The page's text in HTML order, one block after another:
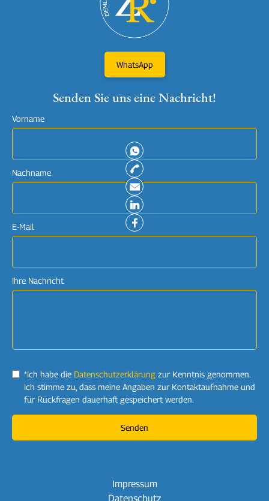
WhatsApp
Senden Sie uns eine Nachricht!
Vorname
Nachname
E-Mail
Ihre Nachricht
*Ich habe die Datenschutzerklärung zur Kenntnis genommen.
Ich stimme zu, dass meine Angaben zur Kontaktaufnahme und
für Rückfragen dauerhaft gespeichert werden.
Impressum
Datenschutz